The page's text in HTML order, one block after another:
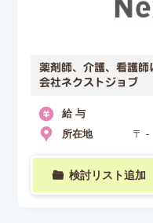
薬剤師、介護、看護
会社ネクストジョブ
給 与
所在地
〒 -
検討リスト追加